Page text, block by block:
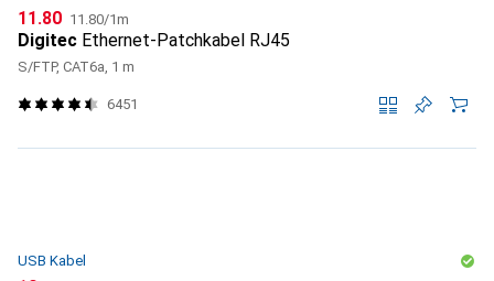
CHF
11.80 CHF
11.80/1m
Digitec Ethernet-Patchkabel RJ45
S/FTP, CAT6a, 1 m
6451
USB Kabel